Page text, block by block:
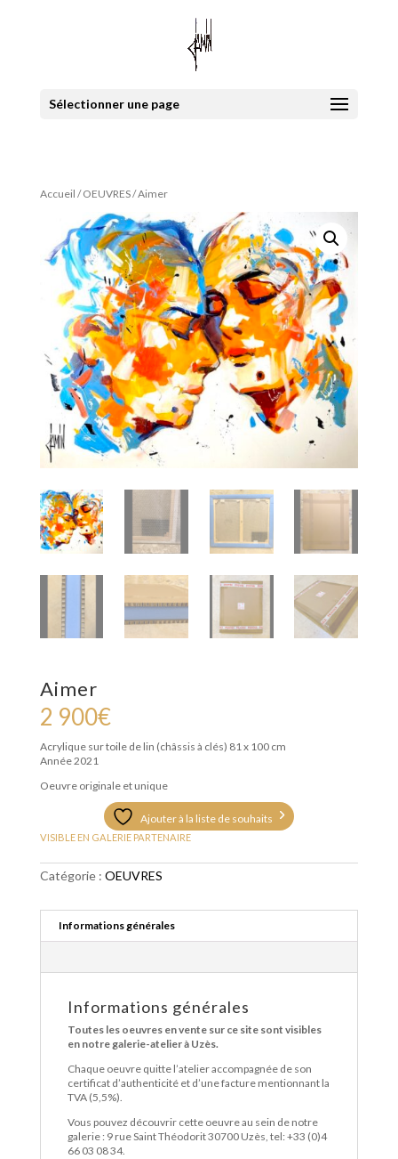
Sélectionner une page
Accueil /OEUVRES/ Aimer
Aimer
2 900€
Acrylique sur toile de lin (châssis à clés) 81 x 100 cm
Année 2021
Oeuvre originale et unique
Ajouter à la liste de souhaits
VISIBLE EN GALERIE PARTENAIRE
Catégorie : OEUVRES
Informations générales
Informations générales
Toutes les oeuvres en vente sur ce site sont visibles
en notre galerie-atelier à Uzès.
Chaque oeuvre quitte l’atelier accompagnée de son
certificat d’authenticité et d’une facture mentionnant la
TVA (5,5%).
Vous pouvez découvrir cette oeuvre au sein de notre
galerie : 9 rue Saint Théodorit 30700 Uzès, tel: +33 (0)4
66 03 08 34.